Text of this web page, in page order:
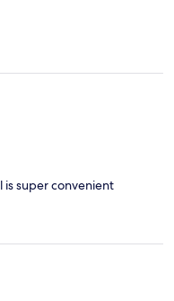
is super convenient